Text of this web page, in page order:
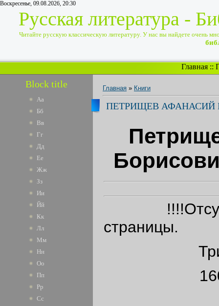
Воскресенье, 09.08.2026, 20:30
Русская литература -
Читайте русскую классическую литературу. У нас вы найдете очень
Главная ::
Block title
Аа
Бб
Вв
Гг
Дд
Ее
Жж
Зз
Ии
Йй
Кк
Лл
Мм
Нн
Оо
Пп
Рр
Сс
Главная » Книги
ПЕТРИЩЕВ АФАНАСИЙ
страницы.